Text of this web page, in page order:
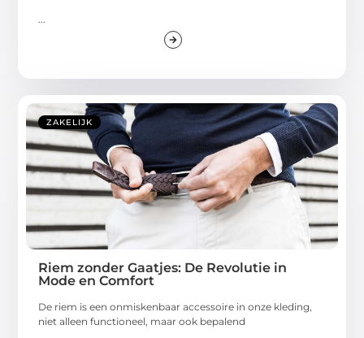
...
ZAKELIJK
Riem zonder Gaatjes: De Revolutie in
Mode en Comfort
De riem is een onmiskenbaar accessoire in onze kleding,
niet alleen functioneel, maar ook bepalend